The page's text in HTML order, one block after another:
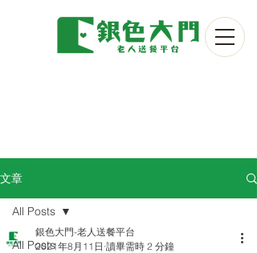
文章
All Posts
All Posts
銀色大門-老人送餐平台
2021年8月11日 讀畢需時 2 分鐘